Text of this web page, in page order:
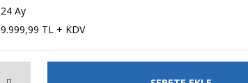
24 Ay
9.999,99 TL + KDV